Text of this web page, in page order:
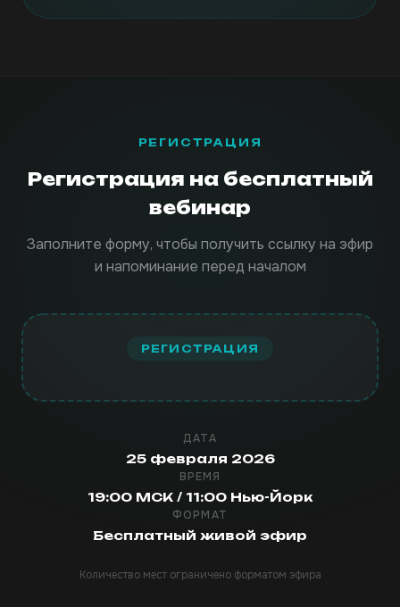
РЕГИСТРАЦИЯ
Регистрация на бесплатный
вебинар
Заполните форму, чтобы получить ссылку на эфир
и напоминание перед началом
РЕГИСТРАЦИЯ
ДАТА
25 февраля 2026
ВРЕМЯ
19:00 МСК / 11:00 Нью-Йорк
ФОРМАТ
Бесплатный живой эфир
Количество мест ограничено форматом эфира